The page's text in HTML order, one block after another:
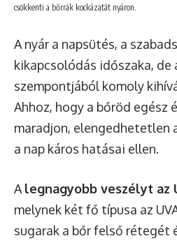
csökkenti a bőrrák kockázatát nyáron.
A nyár a napsütés, a
kikapcsolódás időszaka, de
szempontjából komoly
Ahhoz, hogy a bőröd egész
maradjon, elengedhetetlen
a nap káros hatásai ellen.
A legnagyobb veszélyt az
melynek két fő típusa az
sugarak a bőr felső rétegét